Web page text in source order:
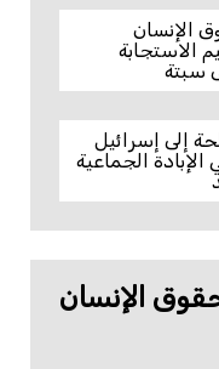
الإنسان
الاستجابة
سبتة
إلى إسرائيل
الجماعية
الإنسان